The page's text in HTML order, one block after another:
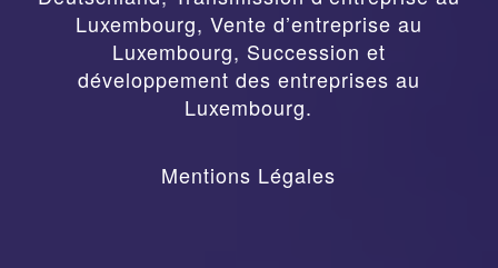
Luxembourg, Vente d’entreprise au
Luxembourg, Succession et
développement des entreprises au
Luxembourg.
Mentions Légales